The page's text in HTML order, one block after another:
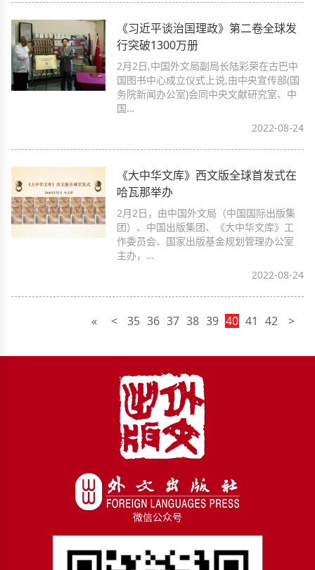
《习近平谈治国理政》第二卷全球发
行突破1300万册
2月2日,中国外文局副局长陆彩荣在古巴中
国图书中心成立仪式上说,由中央宣传部(国
务院新闻办公室)会同中央文献研究室、中
国…
2022-08-24
《大中华文库》西文版全球首发式在
哈瓦那举办
2月2日，由中国外文局（中国国际出版集
团）、中国出版集团、《大中华文库》工
作委员会、国家出版基金规划管理办公室
主办，…
2022-08-24
« < 35 36 37 38 39 40 41 42 >
微信公众号